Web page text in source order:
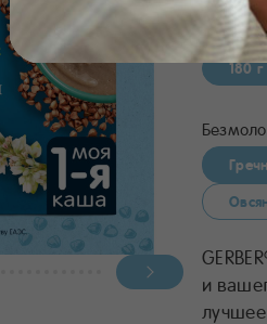
4.9
180 г
GERBER
и